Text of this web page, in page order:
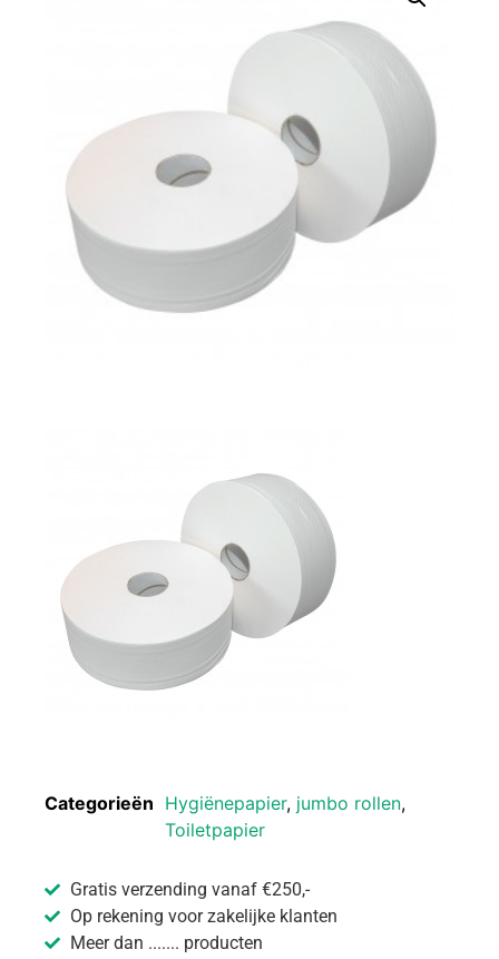
Categorieën Hygiënepapier, jumbo rollen,
Toiletpapier
Gratis verzending vanaf €250,-
Op rekening voor zakelijke klanten
Meer dan ....... producten